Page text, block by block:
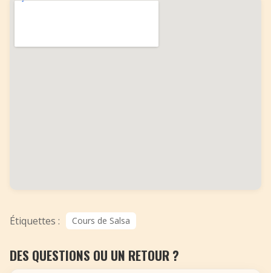
Étiquettes : Cours de Salsa
DES QUESTIONS OU UN RETOUR ?